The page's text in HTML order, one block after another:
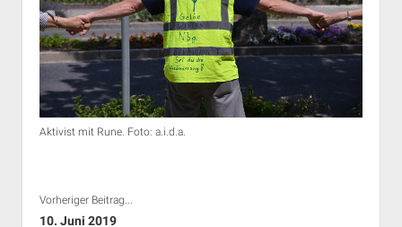
Aktivist mit Rune. Foto: a.i.d.a.
Vorheriger Beitrag...
10. Juni 2019